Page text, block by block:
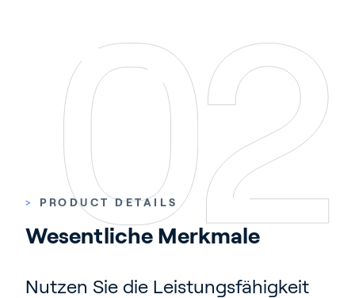
> PRODUCT DETAILS
Wesentliche Merkmale
Nutzen Sie die Leistungsfähigkeit